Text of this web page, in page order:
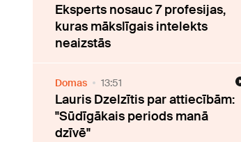
Eksperts nosauc 7 profesijas,
kuras mākslīgais intelekts
neaizstās
Domas 13:51
Lauris Dzelzītis par attiecībām:
"Sūdīgākais periods manā
dzīvē"